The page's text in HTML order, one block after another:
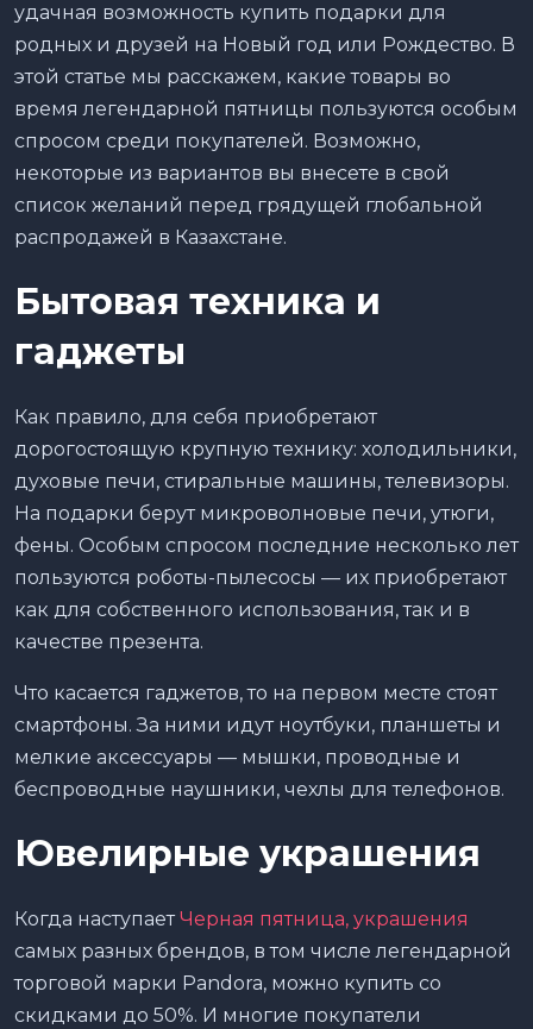
удачная возможность купить подарки для
родных и друзей на Новый год или Рождество. В
этой статье мы расскажем, какие товары во
время легендарной пятницы пользуются особым
спросом среди покупателей. Возможно,
некоторые из вариантов вы внесете в свой
список желаний перед грядущей глобальной
распродажей в Казахстане.
Бытовая техника и
гаджеты
Как правило, для себя приобретают
дорогостоящую крупную технику: холодильники,
духовые печи, стиральные машины, телевизоры.
На подарки берут микроволновые печи, утюги,
фены. Особым спросом последние несколько лет
пользуются роботы-пылесосы — их приобретают
как для собственного использования, так и в
качестве презента.
Что касается гаджетов, то на первом месте стоят
смартфоны. За ними идут ноутбуки, планшеты и
мелкие аксессуары — мышки, проводные и
беспроводные наушники, чехлы для телефонов.
Ювелирные украшения
Когда наступаетЧерная пятница, украшения
самых разных брендов, в том числе легендарной
торговой марки Pandora, можно купить со
скидками до 50%. И многие покупатели